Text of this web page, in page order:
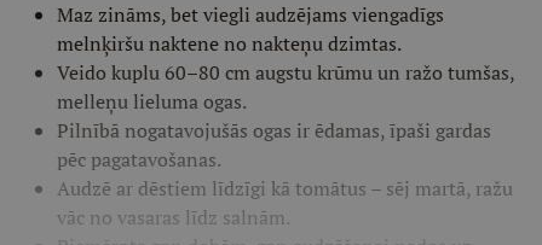
Maz zināms, bet viegli audzējams viengadīgs
melnķiršu naktene no nakteņu dzimtas.
Veido kuplu 60–80 cm augstu krūmu un ražo tumšas,
melleņu lieluma ogas.
Pilnībā nogatavojušās ogas ir ēdamas, īpaši gardas
pēc pagatavošanas.
Audzē ar dēstiem līdzīgi kā tomātus – sēj martā, ražu
vāc no vasaras līdz salnām.